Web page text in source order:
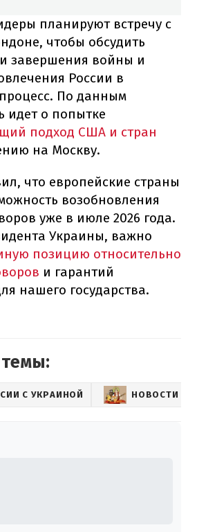
планируют встречу с
чтобы обсудить
завершения войны и
России в
По данным
идет о попытке
подход США и стран
на Москву.
что европейские страны
возобновления
уже в июле 2026 года.
Украины, важно
позицию относительно
и гарантий
нашего государства.
С УКРАИНОЙ НОВОСТИ